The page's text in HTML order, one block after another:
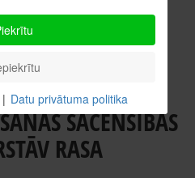
SACENSĪBAS
RASA
| Datu privātuma politika